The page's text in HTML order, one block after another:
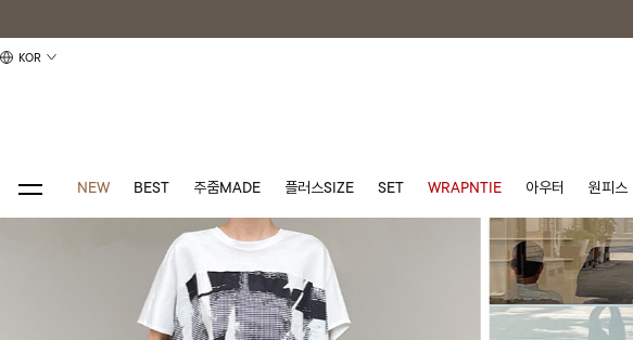
KOR
NEW BEST 주줌MADE 플러스SIZE SET WRAPNTIE 아우터 원피스